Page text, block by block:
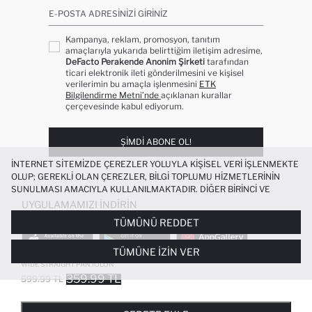
WIDE STRAIGHT PANTOLON
599.99 TL 359.99 TL
E-POSTA ADRESINIZI GIRINIZ
Kampanya, reklam, promosyon, tanıtım
amaçlarıyla yukarıda belirttiğim iletişim adresime,
DeFacto Perakende Anonim Şirketi tarafından
ticari elektronik ileti gönderilmesini ve kişisel
verilerimin bu amaçla işlenmesini ETK
Bilgilendirme Metni’nde açıklanan kurallar
çerçevesinde kabul ediyorum.
ŞIMDI ABONE OL!
UYGULAMAMIZI İNDIRIN
POPÜLER KATEGORILER
İNTERNET SITEMIZDE ÇEREZLER YOLUYLA KIŞISEL VERI IŞLENMEKTE
OLUP; GEREKLI OLAN ÇEREZLER, BILGI TOPLUMU HIZMETLERININ
SUNULMASI AMACIYLA KULLANILMAKTADIR. DIĞER BIRINCI VE
ÜÇÜNCÜ TARAF ÇEREZLER ISE SIZE DAHA IYI BIR ALIŞVERIŞ
DENEYIMI SUNULABILMESI, SITEMIZIN DAHA IŞLEVSEL KILINMASI VE
KIŞISELLEŞTIRMESI VE AÇIK RIZA VERMENIZ HALINDE, SIZLERE
YÖNELIK PAZARLAMA FAALIYETLERININ YAPILMASI AMAÇLARIYLA
SINIRLI OLARAK KULLANILACAKTIR. ÇEREZLERE DAIR TERCIHLERINIZI
ÇEREZ TERCIHLERIPANELI ARACILIĞIYLA HER ZAMAN YÖNETEBILIR,
ÇEREZLERLE ILGILI DAHA DETAYLI BILGIYE
TÜMÜNÜ REDDET
TÜMÜNE İZIN VER